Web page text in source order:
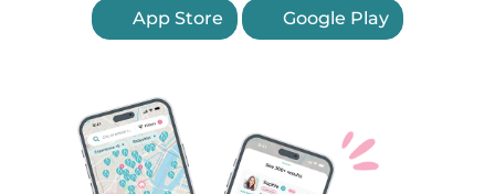
App Store Google Play